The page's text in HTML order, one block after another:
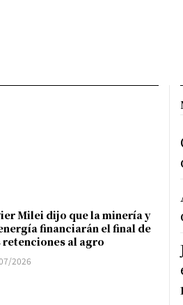
Milei dijo que la minería y
financiarán el final de
retenciones al agro
2026